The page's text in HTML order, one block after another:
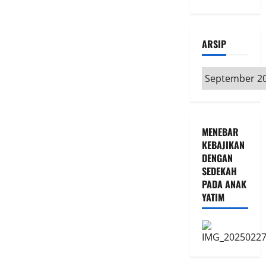
ARSIP
Arsip
MENEBAR
KEBAJIKAN
DENGAN
SEDEKAH
PADA ANAK
YATIM